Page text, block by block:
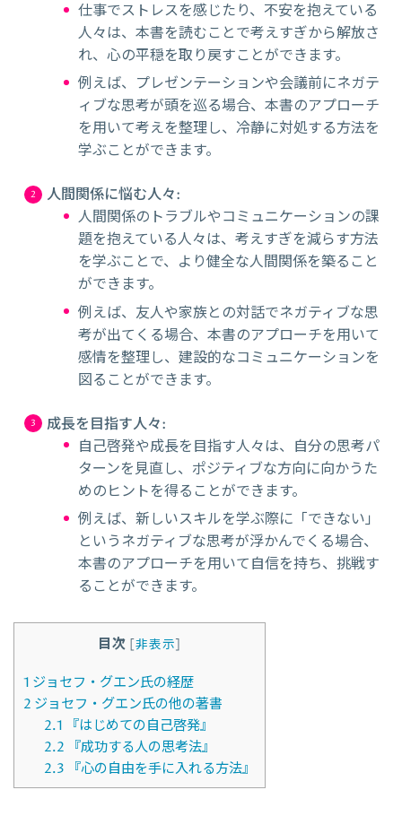
仕事でストレスを感じたり、不安を抱えている
人々は、本書を読むことで考えすぎから解放さ
れ、心の平穏を取り戻すことができます。
例えば、プレゼンテーションや会議前にネガテ
ィブな思考が頭を巡る場合、本書のアプローチ
を用いて考えを整理し、冷静に対処する方法を
学ぶことができます。
人間関係に悩む人々:
人間関係のトラブルやコミュニケーションの課
題を抱えている人々は、考えすぎを減らす方法
を学ぶことで、より健全な人間関係を築ること
ができます。
例えば、友人や家族との対話でネガティブな思
考が出てくる場合、本書のアプローチを用いて
感情を整理し、建設的なコミュニケーションを
図ることができます。
成長を目指す人々:
自己啓発や成長を目指す人々は、自分の思考パ
ターンを見直し、ポジティブな方向に向かうた
めのヒントを得ることができます。
例えば、新しいスキルを学ぶ際に「できない」
というネガティブな思考が浮かんでくる場合、
本書のアプローチを用いて自信を持ち、挑戦す
ることができます。
目次 [非表示]
1 ジョセフ・グエン氏の経歴
2 ジョセフ・グエン氏の他の著書
2.1 『はじめての自己啓発』
2.2 『成功する人の思考法』
2.3 『心の自由を手に入れる方法』